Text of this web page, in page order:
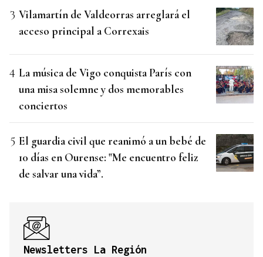
Vilamartín de Valdeorras arreglará el
acceso principal a Correxais
La música de Vigo conquista París con
una misa solemne y dos memorables
conciertos
El guardia civil que reanimó a un bebé de
10 días en Ourense: "Me encuentro feliz
de salvar una vida”.
Newsletters La Región